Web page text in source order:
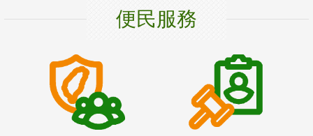
便民服務